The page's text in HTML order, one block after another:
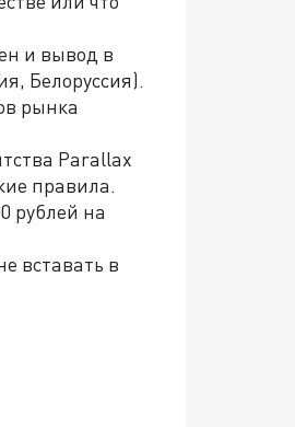
и вывод в
Белоруссия).
рынка
Parallax
правила.
рублей на
вставать в